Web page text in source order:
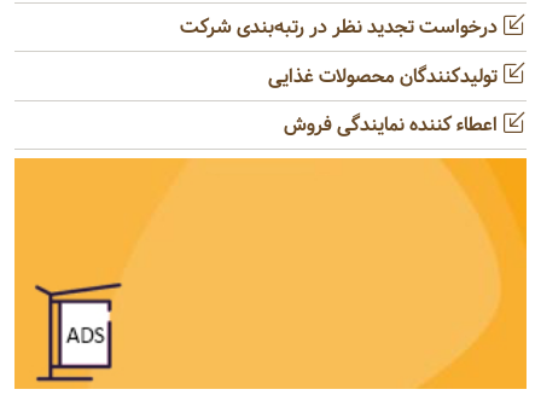
درخواست تجدید نظر در رتبه‌بندی شرکت
تولیدکنندگان محصولات غذایی
اعطاء کننده نمایندگی فروش